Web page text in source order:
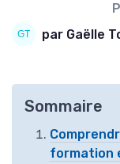
par Gaëlle
Sommaire
formation